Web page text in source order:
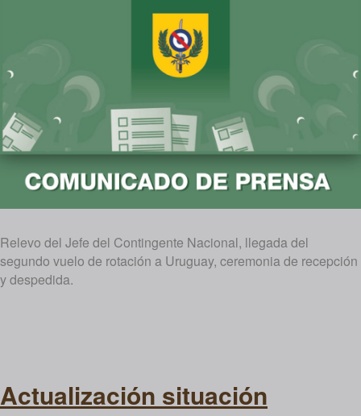
Relevo del Jefe del Contingente Nacional, llegada del
segundo vuelo de rotación a Uruguay, ceremonia de recepción
y despedida.
Actualización situación